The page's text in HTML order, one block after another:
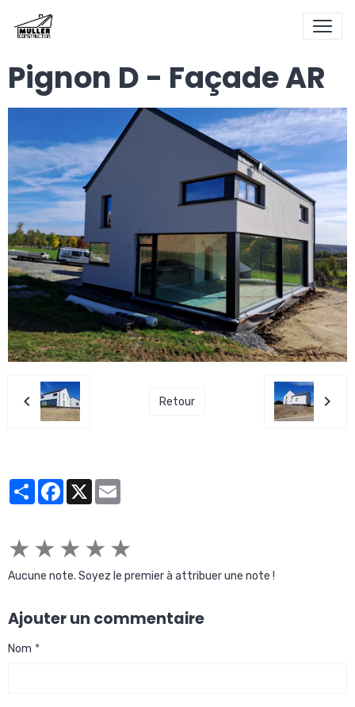
Pignon D - Façade AR
Retour
PartagerFacebook
X
★ ★ ★ ★ ★
Aucune note. Soyez le premier à attribuer une note !
Ajouter un commentaire
Nom